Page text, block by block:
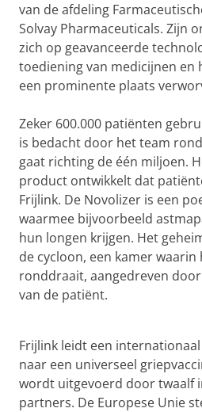
van de afdeling
Solvay Pharmaceuticals. Zijn
zich op geavanceerde
toediening van medicijnen en
een prominente plaats
Zeker 600.000 patiënten
is bedacht door het team
gaat richting de één miljoen.
product ontwikkelt dat
Frijlink. De Novolizer is een
waarmee bijvoorbeeld
hun longen krijgen. Het
de cycloon, een kamer
ronddraait, aangedreven
van de patiënt.
Frijlink leidt een
naar een universeel
wordt uitgevoerd door twaalf
partners. De Europese Unie